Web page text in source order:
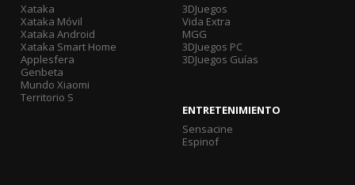
Xataka
Xataka Móvil
Xataka Android
Xataka Smart Home
Applesfera
Genbeta
Mundo Xiaomi
Territorio S
3DJuegos
Vida Extra
MGG
3DJuegos PC
3DJuegos Guías
ENTRETENIMIENTO
Sensacine
Espinof